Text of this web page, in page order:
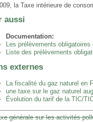
la Taxe intérieure de
aussi
Documentation:
Les prélèvements obligatoires
Liste des prélèvements
externes
La fiscalité du gaz naturel en
une taxe sur le gaz naturel
Évolution du tarif de la TIC/
générale sur les activités